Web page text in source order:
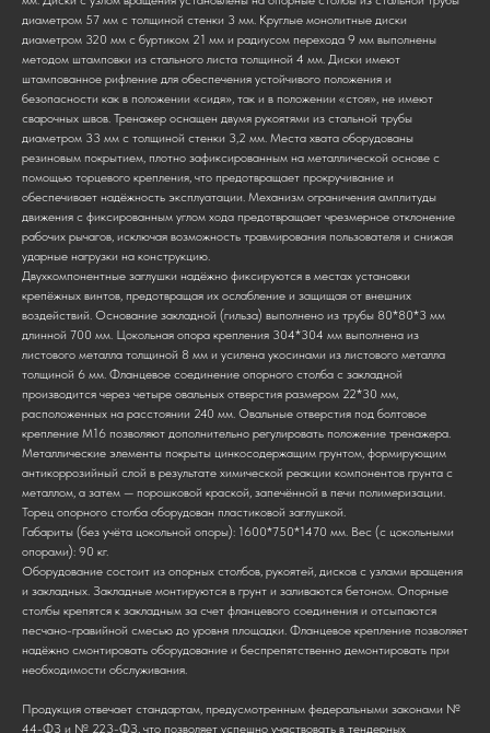
диаметром 57 мм с толщиной стенки 3 мм. Круглые монолитные диски
диаметром 320 мм с буртиком 21 мм и радиусом перехода 9 мм выполнены
методом штамповки из стального листа толщиной 4 мм. Диски имеют
штампованное рифление для обеспечения устойчивого положения и
безопасности как в положении «сидя», так и в положении «стоя», не имеют
сварочных швов. Тренажер оснащен двумя рукоятями из стальной трубы
диаметром 33 мм с толщиной стенки 3,2 мм. Места хвата оборудованы
резиновым покрытием, плотно зафиксированным на металлической основе с
помощью торцевого крепления, что предотвращает прокручивание и
обеспечивает надёжность эксплуатации. Механизм ограничения амплитуды
движения с фиксированным углом хода предотвращает чрезмерное отклонение
рабочих рычагов, исключая возможность травмирования пользователя и снижая
ударные нагрузки на конструкцию.
Двухкомпонентные заглушки надёжно фиксируются в местах установки
крепёжных винтов, предотвращая их ослабление и защищая от внешних
воздействий. Основание закладной (гильза) выполнено из трубы 80*80*3 мм
длинной 700 мм. Цокольная опора крепления 304*304 мм выполнена из
листового металла толщиной 8 мм и усилена укосинами из листового металла
толщиной 6 мм. Фланцевое соединение опорного столба с закладной
производится через четыре овальных отверстия размером 22*30 мм,
расположенных на расстоянии 240 мм. Овальные отверстия под болтовое
крепление М16 позволяют дополнительно регулировать положение тренажера.
Металлические элементы покрыты цинкосодержащим грунтом, формирующим
антикоррозийный слой в результате химической реакции компонентов грунта с
металлом, а затем — порошковой краской, запечённой в печи полимеризации.
Торец опорного столба оборудован пластиковой заглушкой.
Габариты (без учёта цокольной опоры): 1600*750*1470 мм. Вес (с цокольными
опорами): 90 кг.
Оборудование состоит из опорных столбов, рукоятей, дисков с узлами вращения
и закладных. Закладные монтируются в грунт и заливаются бетоном. Опорные
столбы крепятся к закладным за счет фланцевого соединения и отсыпаются
песчано-гравийной смесью до уровня площадки. Фланцевое крепление позволяет
надёжно смонтировать оборудование и беспрепятственно демонтировать при
необходимости обслуживания.
Продукция отвечает стандартам, предусмотренным федеральными законами №
44-ФЗ и № 223-ФЗ, что позволяет успешно участвовать в тендерных